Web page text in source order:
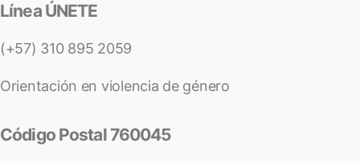
Línea ÚNETE
(+57) 310 895 2059
Orientación en violencia de género
Código Postal 760045